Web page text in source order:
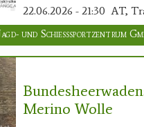
22.06.2026 - 21:30 AT,
und Schießsportzentrum
Merino Wolle